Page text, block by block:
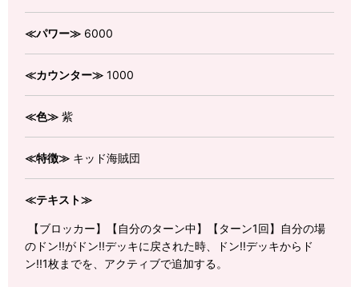
≪パワー≫ 6000
≪カウンター≫ 1000
≪色≫ 紫
≪特徴≫ キッド海賊団
≪テキスト≫
【ブロッカー】【自分のターン中】【ターン1回】自分の場
のドン!!がドン!!デッキに戻された時、ドン!!デッキからド
ン!!1枚までを、アクティブで追加する。